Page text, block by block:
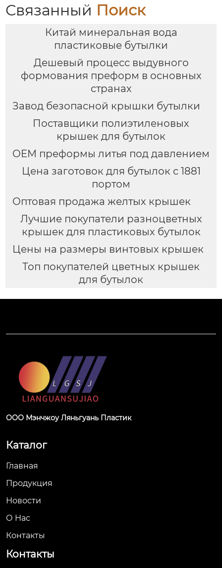
Связанный Поиск
Китай минеральная вода
пластиковые бутылки
Дешевый процесс выдувного
формования преформ в основных
странах
Завод безопасной крышки бутылки
Поставщики полиэтиленовых
крышек для бутылок
OEM преформы литья под давлением
Цена заготовок для бутылок с 1881
портом
Оптовая продажа желтых крышек
Лучшие покупатели разноцветных
крышек для пластиковых бутылок
Цены на размеры винтовых крышек
Топ покупателей цветных крышек
для бутылок
ООО Мэнчжоу Ляньгуань Пластик
Каталог
Главная
Продукция
Новости
О Hас
Контакты
Контакты